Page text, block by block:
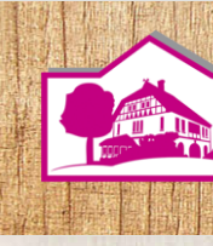
Zum
Inhalt
springen